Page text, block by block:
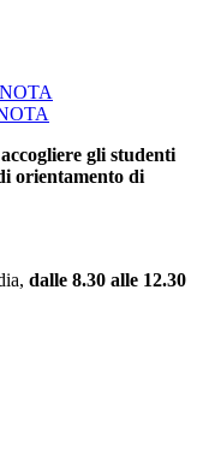
accogliere gli studenti
orientamento di
dalle 8.30 alle 12.30